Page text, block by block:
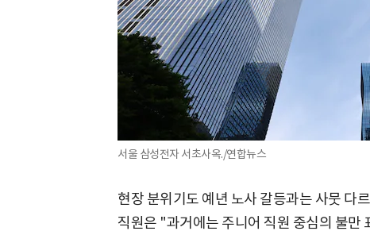
서울 삼성전자 서초사옥./연합뉴스
현장 분위기도 예년 노사 갈등과는 사뭇 다
직원은 "과거에는 주니어 직원 중심의 불만